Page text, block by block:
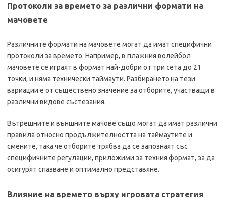
Протоколи за времето за различни формати на
мачовете
Различните формати на мачовете могат да имат специфични
протоколи за времето. Например, в плажния волейбол
мачовете се играят в формат най-добри от три сета до 21
точки, и няма технически таймаути. Разбирането на тези
вариации е от съществено значение за отборите, участващи в
различни видове състезания.
Вътрешните и външните мачове също могат да имат различни
правила относно продължителността на таймаутите и
смените, така че отборите трябва да се запознаят със
специфичните регулации, приложими за техния формат, за да
осигурят спазване и оптимално представяне.
Влияние на времето върху игровата стратегия